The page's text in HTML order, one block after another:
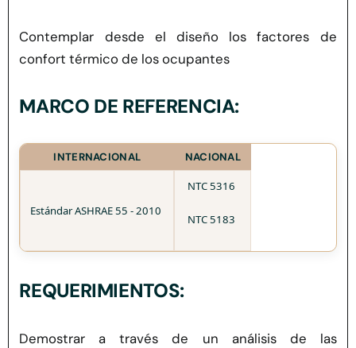
Credenciales
Contemplar desde el diseño los factores de
confort térmico de los ocupantes
MARCO DE REFERENCIA:
INTERNACIONAL NACIONAL
Estándar ASHRAE 55 - 2010
NTC 5316
NTC 5183
REQUERIMIENTOS:
Demostrar a través de un análisis de las